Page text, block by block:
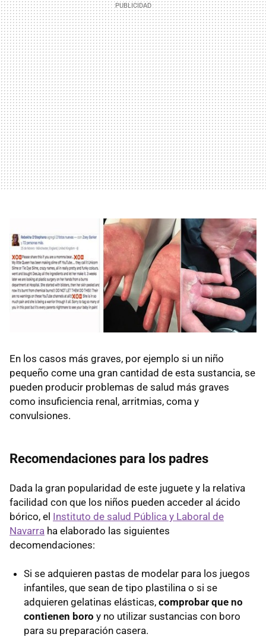
En los casos más graves, por ejemplo si un niño
pequeño come una gran cantidad de esta sustancia, se
pueden producir problemas de salud más graves
como insuficiencia renal, arritmias, coma y
convulsiones.
Recomendaciones para los padres
Dada la gran popularidad de este juguete y la relativa
facilidad con que los niños pueden acceder al ácido
bórico, el Instituto de salud Pública y Laboral de
Navarra ha elaborado las siguientes
decomendaciones:
Si se adquieren pastas de modelar para los juegos
infantiles, que sean de tipo plastilina o si se
adquieren gelatinas elásticas, comprobar que no
contienen boro y no utilizar sustancias con boro
para su preparación casera.